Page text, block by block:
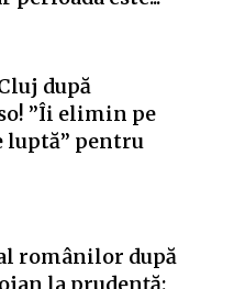
după
”Îi elimin pe
luptă” pentru
românilor după